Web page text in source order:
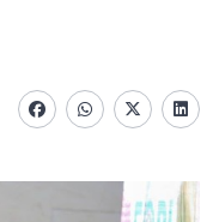
FacebookwhatsappTwitter